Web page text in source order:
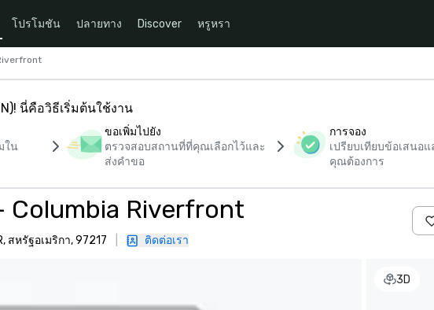
โปรโมชัน ปลายทาง Discover หรูหรา
นี่คือวิธีเริ่มต้นใช้งาน
ใน
ขอเพิ่มไปยัง
ตรวจสอบสถานที่ที่คุณเลือกไว้และ
ส่งคำขอ
การจอง
เปรียบเทียบข้อเสนอ
คุณต้องการ
Columbia Riverfront
สหรัฐอเมริกา, 97217 ติดต่อเรา
3D